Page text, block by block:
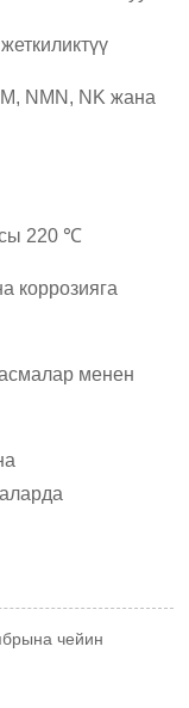
NMN, NK жана
220 ℃
коррозияга
менен
чейин